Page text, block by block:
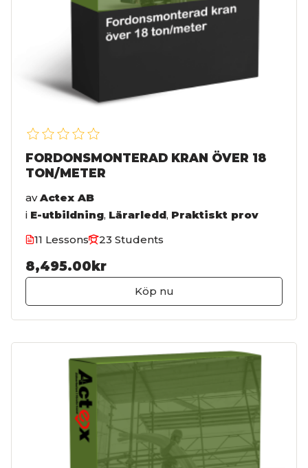
FORDONSMONTERAD KRAN ÖVER 18
TON/METER
av Actex AB
i E-utbildning, Lärarledd, Praktiskt prov
11 Lessons
23 Students
8,495.00kr
Köp nu